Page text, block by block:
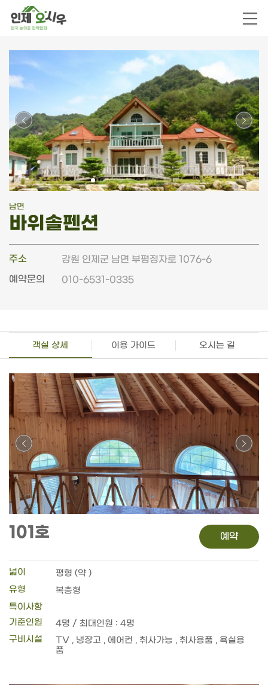
남면
바위솔펜션
주소
강원 인제군 남면 부평정자로 1076-6
예약문의
010-6531-0335
객실 상세 이용 가이드 오시는 길
101호 예약
넓이
평형 (약 )
유형
복층형
특이사항
기준인원
4명 / 최대인원 : 4명
구비시설